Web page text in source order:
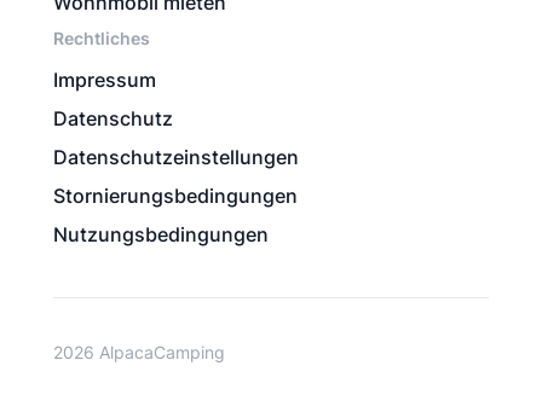
Rechtliches
Impressum
Datenschutz
Datenschutzeinstellungen
Stornierungsbedingungen
Nutzungsbedingungen
2026 AlpacaCamping